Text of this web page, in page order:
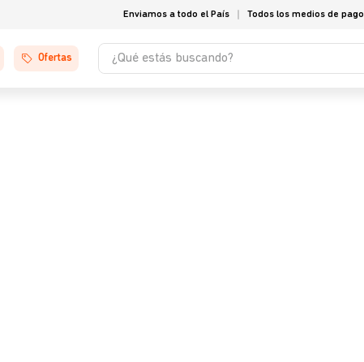
Enviamos a todo el País Todos los medios de pago
Ofertas
¿Qué estás buscando?